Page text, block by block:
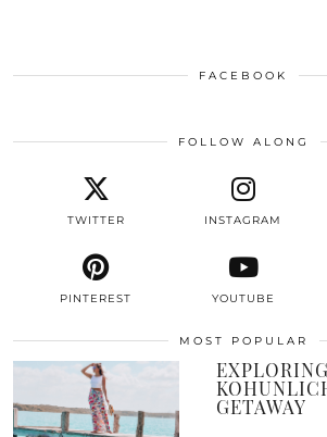
FACEBOOK
FOLLOW ALONG
TWITTER INSTAGRAM
PINTEREST YOUTUBE
MOST POPULAR
EXPLORING
GETAWAY